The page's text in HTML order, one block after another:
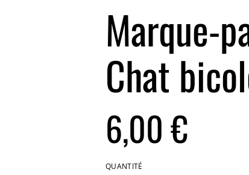
Marque-
Chat
6,00 €
QUANTITÉ